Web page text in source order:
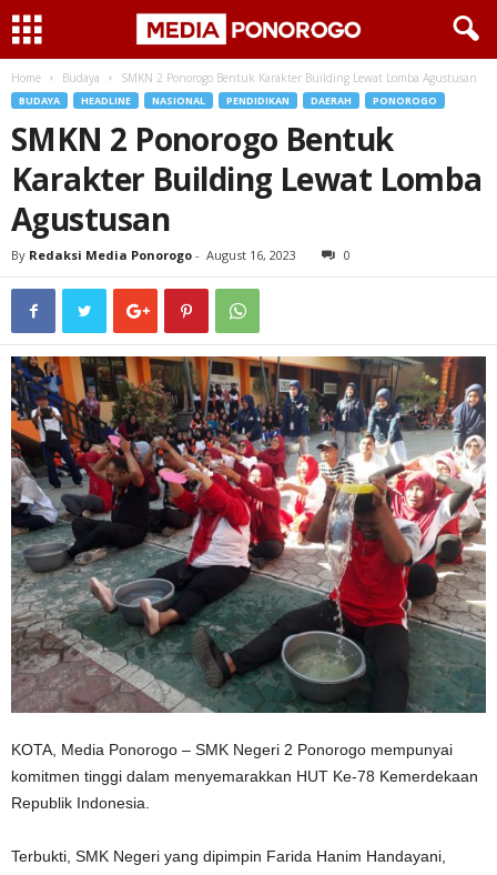
Home Budaya SMKN 2 Ponorogo Bentuk Karakter Building Lewat Lomba Agustusan
BUDAYA HEADLINE NASIONAL PENDIDIKAN DAERAH PONOROGO
SMKN 2 Ponorogo Bentuk
Karakter Building Lewat Lomba
Agustusan
By Redaksi Media Ponorogo - August 16, 2023 0
KOTA, Media Ponorogo – SMK Negeri 2 Ponorogo mempunyai
komitmen tinggi dalam menyemarakkan HUT Ke-78 Kemerdekaan
Republik Indonesia.
Terbukti, SMK Negeri yang dipimpin Farida Hanim Handayani,